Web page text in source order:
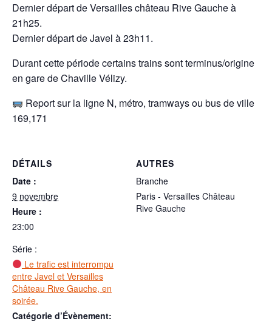
Dernier départ de Versailles château Rive Gauche à
21h25.
Dernier départ de Javel à 23h11.
Durant cette période certains trains sont terminus/origine
en gare de Chaville Vélizy.
Report sur la ligne N, métro, tramways ou bus de ville
169,171
DÉTAILS
Date :
9 novembre
Heure :
23:00
Série :
Le trafic est interrompu
entre Javel et Versailles
Château Rive Gauche, en
soirée.
Catégorie d’Évènement:
AUTRES
Branche
Paris - Versailles Château
Rive Gauche